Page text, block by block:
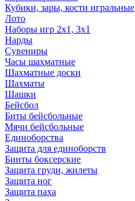
Кубики, зары, кости игральные
Лото
Наборы игр 2х1, 3х1
Нарды
Сувениры
Часы шахматные
Шахматные доски
Шахматы
Шашки
Бейсбол
Биты бейсбольные
Мячи бейсбольные
Единоборства
Защита для единоборств
Бинты боксерские
Защита груди, жилеты
Защита ног
Защита паха